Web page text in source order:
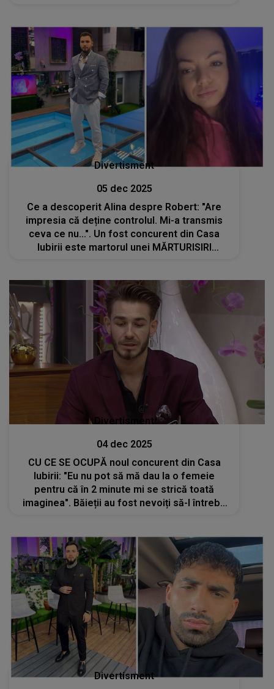
Divertisment
05 dec 2025
Ce a descoperit Alina despre Robert: "Are
impresia că deține controlul. Mi-a transmis
ceva ce nu...". Un fost concurent din Casa
Iubirii este martorul unei MĂRTURISIRI
Divertisment
04 dec 2025
CU CE SE OCUPĂ noul concurent din Casa
Iubirii: "Eu nu pot să mă dau la o femeie
pentru că în 2 minute mi se strică toată
imaginea". Băieții au fost nevoiți să-l întrebe
Divertisment